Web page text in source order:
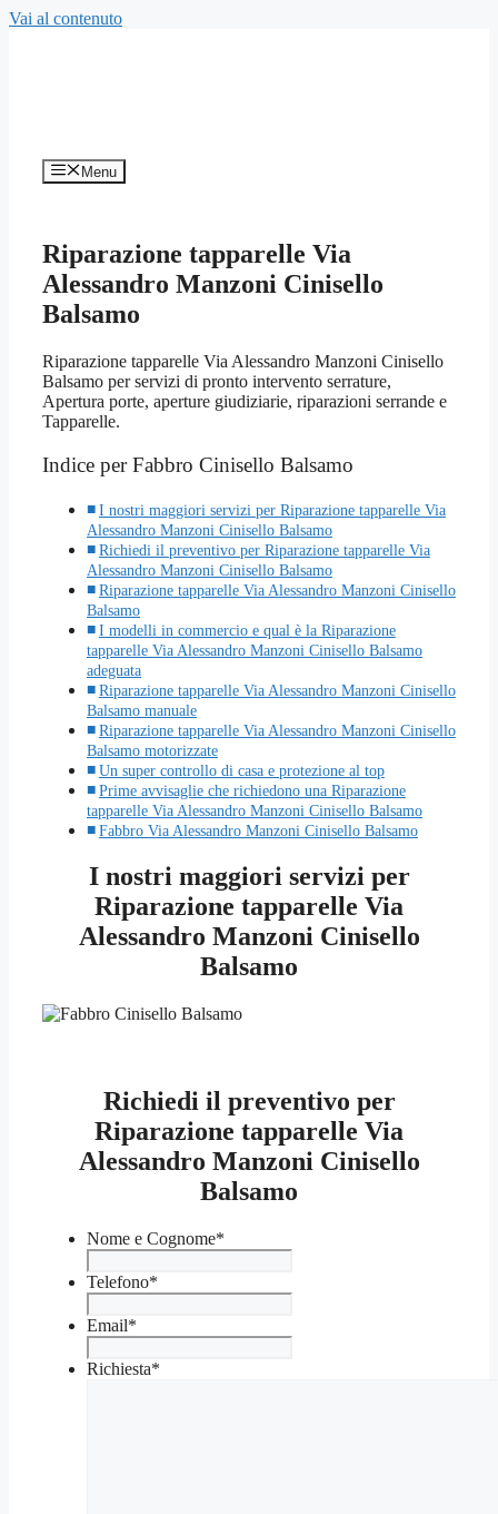
Vai al contenuto
Menu
Riparazione tapparelle Via
Alessandro Manzoni Cinisello
Balsamo
Riparazione tapparelle Via Alessandro Manzoni Cinisello
Balsamo per servizi di pronto intervento serrature,
Apertura porte, aperture giudiziarie, riparazioni serrande e
Tapparelle.
Indice per Fabbro Cinisello Balsamo
I nostri maggiori servizi per Riparazione tapparelle Via
Alessandro Manzoni Cinisello Balsamo
Richiedi il preventivo per Riparazione tapparelle Via
Alessandro Manzoni Cinisello Balsamo
Riparazione tapparelle Via Alessandro Manzoni Cinisello
Balsamo
I modelli in commercio e qual è la Riparazione
tapparelle Via Alessandro Manzoni Cinisello Balsamo
adeguata
Riparazione tapparelle Via Alessandro Manzoni Cinisello
Balsamo manuale
Riparazione tapparelle Via Alessandro Manzoni Cinisello
Balsamo motorizzate
Un super controllo di casa e protezione al top
Prime avvisaglie che richiedono una Riparazione
tapparelle Via Alessandro Manzoni Cinisello Balsamo
Fabbro Via Alessandro Manzoni Cinisello Balsamo
I nostri maggiori servizi per
Riparazione tapparelle Via
Alessandro Manzoni Cinisello
Balsamo
Richiedi il preventivo per
Riparazione tapparelle Via
Alessandro Manzoni Cinisello
Balsamo
Nome e Cognome*
Telefono*
Email*
Richiesta*